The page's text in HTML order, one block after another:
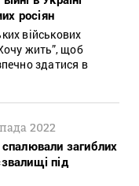
росіян
військових
жить”, щоб
здатися в
2022
загиблих
під